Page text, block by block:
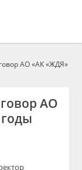
АО «АК «ЖДЯ»
АО